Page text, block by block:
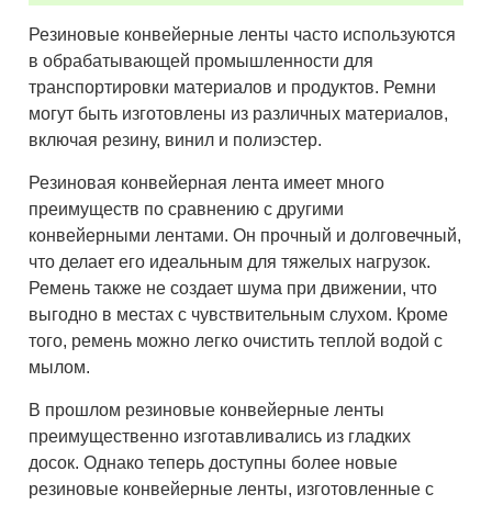
Резиновые конвейерные ленты часто используются
в обрабатывающей промышленности для
транспортировки материалов и продуктов. Ремни
могут быть изготовлены из различных материалов,
включая резину, винил и полиэстер.
Резиновая конвейерная лента имеет много
преимуществ по сравнению с другими
конвейерными лентами. Он прочный и долговечный,
что делает его идеальным для тяжелых нагрузок.
Ремень также не создает шума при движении, что
выгодно в местах с чувствительным слухом. Кроме
того, ремень можно легко очистить теплой водой с
мылом.
В прошлом резиновые конвейерные ленты
преимущественно изготавливались из гладких
досок. Однако теперь доступны более новые
резиновые конвейерные ленты, изготовленные с